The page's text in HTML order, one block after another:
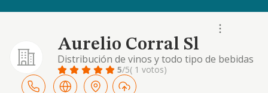
Aurelio Corral Sl
Distribución de vinos y todo tipo de bebidas
5/5( 1 votos)